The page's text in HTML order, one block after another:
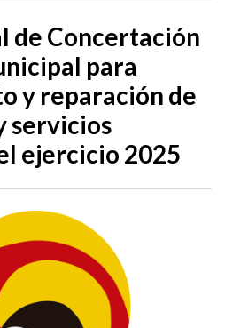
de Concertación
para
y reparación de
servicios
ejercicio 2025